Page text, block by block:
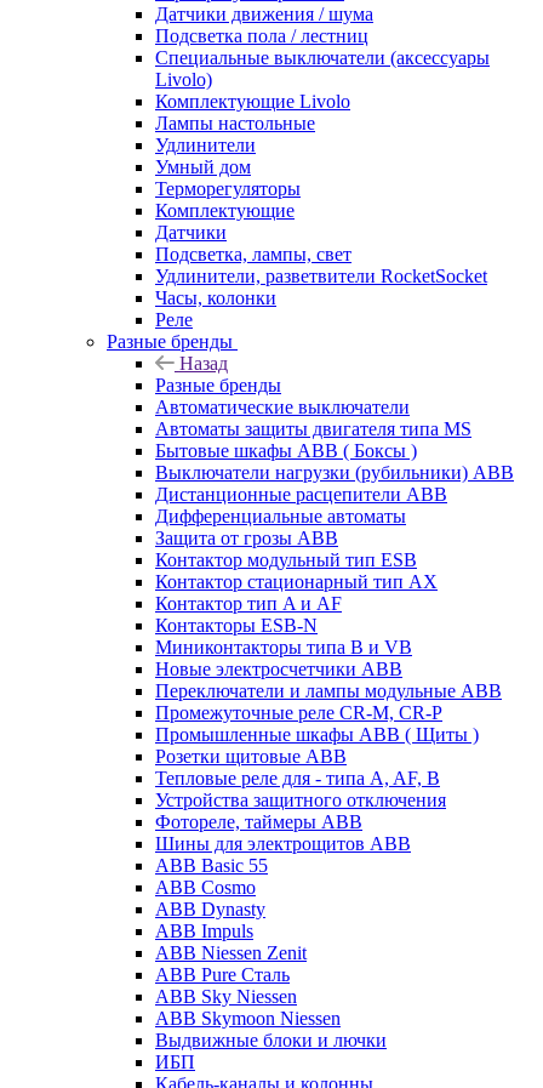
Датчики движения / шума
Подсветка пола / лестниц
Специальные выключатели (аксессуары
Livolo)
Комплектующие Livolo
Лампы настольные
Удлинители
Умный дом
Терморегуляторы
Комплектующие
Датчики
Подсветка, лампы, свет
Удлинители, разветвители RocketSocket
Часы, колонки
Реле
Разные бренды
Назад
Разные бренды
Автоматические выключатели
Автоматы защиты двигателя типа MS
Бытовые шкафы ABB ( Боксы )
Выключатели нагрузки (рубильники) ABB
Дистанционные расцепители ABB
Дифференциальные автоматы
Защита от грозы ABB
Контактор модульный тип ESB
Контактор стационарный тип AX
Контактор тип A и AF
Контакторы ESB-N
Миниконтакторы типа B и VB
Новые электросчетчики ABB
Переключатели и лампы модульные ABB
Промежуточные реле CR-M, CR-P
Промышленные шкафы ABB ( Щиты )
Розетки щитовые ABB
Тепловые реле для - типа A, AF, B
Устройства защитного отключения
Фотореле, таймеры ABB
Шины для электрощитов АВВ
ABB Basic 55
ABB Cosmo
ABB Dynasty
ABB Impuls
ABB Niessen Zenit
ABB Pure Сталь
ABB Sky Niessen
ABB Skymoon Niessen
Выдвижные блоки и лючки
ИБП
Кабель-каналы и колонны